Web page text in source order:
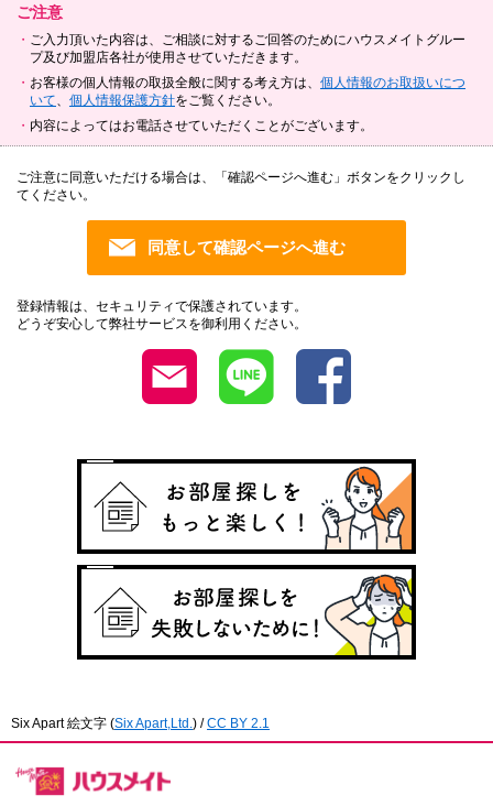
ご注意
ご入力頂いた内容は、ご相談に対するご回答のためにハウスメイトグルー
プ及び加盟店各社が使用させていただきます。
お客様の個人情報の取扱全般に関する考え方は、 個人情報のお取扱いにつ
いて
個人情報保護方針をご覧ください。
内容によってはお電話させていただくことがございます。
ご注意に同意いただける場合は、「確認ページへ進む」ボタンをクリックし
てください。
登録情報は、セキュリティで保護されています。
どうぞ安心して弊社サービスを御利用ください。
Six Apart 絵文字 (Six Apart,Ltd. ) /CC BY 2.1